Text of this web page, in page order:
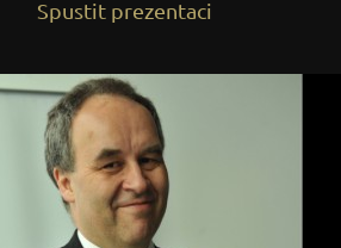
Spustit prezentaci